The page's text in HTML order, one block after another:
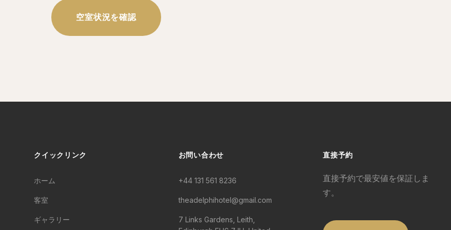
空室状況を確認
クイックリンク
ホーム
客室
ギャラリー
お問い合わせ
+44 131 561 8236
theadelphihotel@gmail.com
7 Links Gardens, Leith,
直接予約
直接予約で最安値を保証しま
す。